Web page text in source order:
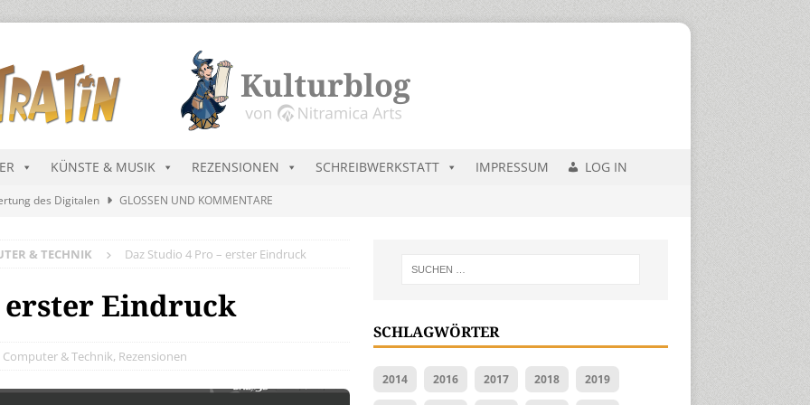
KÜNSTE & MUSIK REZENSIONEN SCHREIBWERKSTATT IMPRESSUM LOG IN
des Digitalen
GLOSSEN UND KOMMENTARE
Raenarven besucht Dürregebiete in Ninda
NEU-
Charts im August 2026 MUSIK
& TECHNIK Daz Studio 4 Pro – erster Eindruck
erster Eindruck
Computer & Technik, Rezensionen
SCHLAGWÖRTER
2014 2016 2017 2018 2019